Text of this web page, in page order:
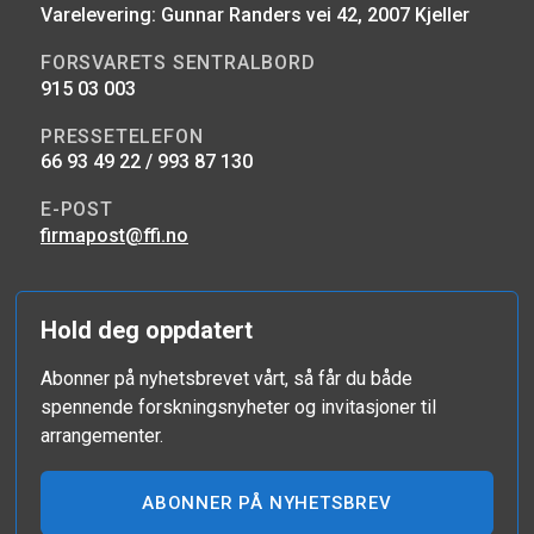
Varelevering: Gunnar Randers vei 42, 2007 Kjeller
FORSVARETS SENTRALBORD
915 03 003
PRESSETELEFON
66 93 49 22 / 993 87 130
E-POST
firmapost@ffi.no
Hold deg oppdatert
Abonner på nyhetsbrevet vårt, så får du både
spennende forskningsnyheter og invitasjoner til
arrangementer.
ABONNER PÅ NYHETSBREV